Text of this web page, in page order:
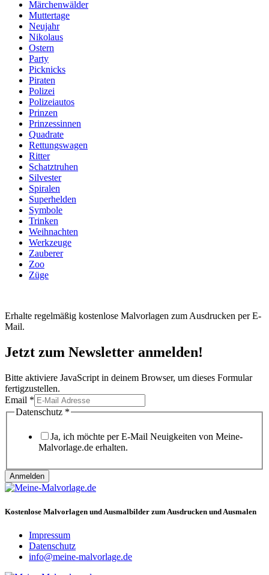
Märchenwälder
Muttertage
Neujahr
Nikolaus
Ostern
Party
Picknicks
Piraten
Polizei
Polizeiautos
Prinzen
Prinzessinnen
Quadrate
Rettungswagen
Ritter
Schatztruhen
Silvester
Spiralen
Superhelden
Symbole
Trinken
Weihnachten
Werkzeuge
Zauberer
Zoo
Züge
Erhalte regelmäßig kostenlose Malvorlagen zum Ausdrucken per E-
Mail.
Jetzt zum Newsletter anmelden!
Bitte aktiviere JavaScript in deinem Browser, um dieses Formular
fertigzustellen.
Datenschutz
Email
Email *
Datenschutz *
Ja, ich möchte per E-Mail Neuigkeiten von Meine-
Malvorlage.de erhalten.
Anmelden
Kostenlose Malvorlagen und Ausmalbilder zum Ausdrucken und Ausmalen
Impressum
Datenschutz
info@meine-malvorlage.de